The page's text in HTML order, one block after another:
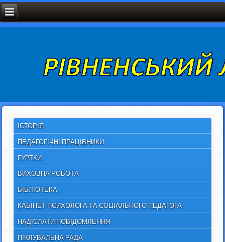
ІСТОРІЯ
ПЕДАГОГІЧНІ ПРАЦІВНИКИ
ГУРТКИ
ВИХОВНА РОБОТА
БІБЛІОТЕКА
КАБІНЕТ ПСИХОЛОГА ТА СОЦІАЛЬНОГО ПЕДАГОГА
НАДІСЛАТИ ПОВІДОМЛЕННЯ
ПІКЛУВАЛЬНА РАДА